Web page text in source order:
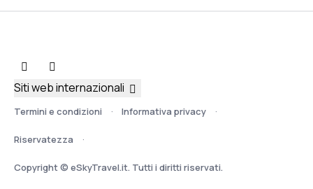
Termini e condizioni Informativa privacy
Riservatezza
Copyright © eSkyTravel.it. Tutti i diritti riservati.
Siti web internazionali